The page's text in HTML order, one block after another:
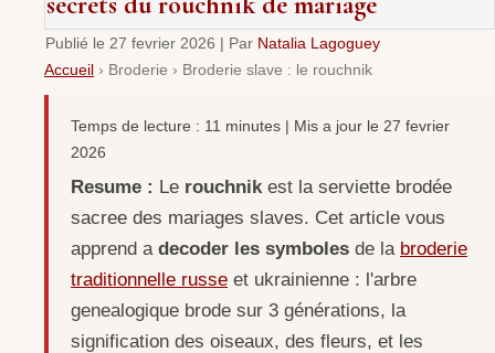
Publié le 27 fevrier 2026 | Par Natalia Lagoguey
Accueil › Broderie › Broderie slave : le rouchnik
Temps de lecture : 11 minutes | Mis a jour le 27 fevrier
2026
Resume : Le rouchnikest la serviette brodée
sacree des mariages slaves. Cet article vous
apprend a decoder les symboles de la broderie
traditionnelle russe et ukrainienne : l'arbre
genealogique brode sur 3 générations, la
signification des oiseaux, des fleurs, et les